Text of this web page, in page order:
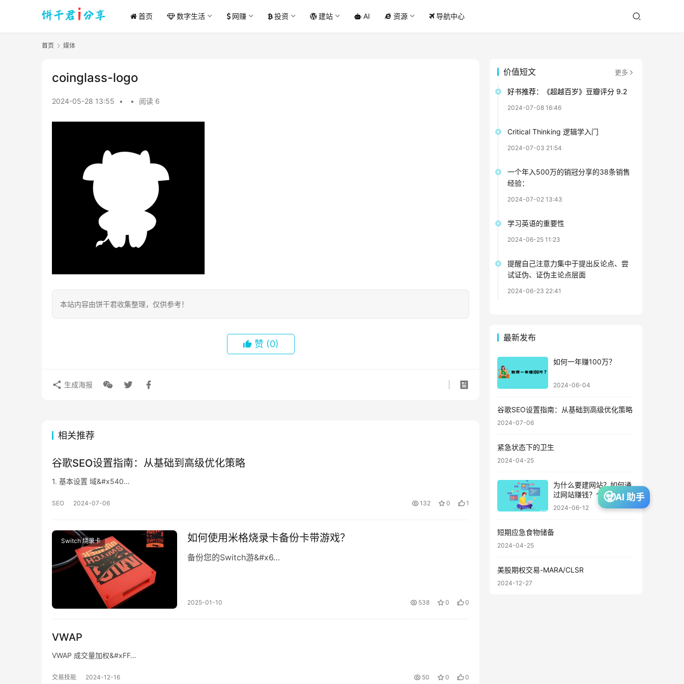
首页 数字生活 网赚 投资 建站 AI 资源 导航中心
首页 媒体
coinglass-logo
2024-05-28 13:55 • • 阅读 6
本站内容由饼干君收集整理，仅供参考！
赞 (0)
生成海报
相关推荐
谷歌SEO设置指南：从基础到高级优化策略
1. 基本设置 域&#x540…
SEO 2024-07-06 132 0 1
Switch 烧录卡 如何使用米格烧录卡备份卡带游戏？
备份您的Switch游&#x6…
2025-01-10 538 0 0
VWAP
VWAP 成交量加权&#xFF…
交易技能 2024-12-16 50 0 0
价值短文 更多
好书推荐：《超越百岁》豆瓣评分 9.2
2024-07-08 16:46
Critical Thinking 逻辑学入门
2024-07-03 21:54
一个年入500万的销冠分享的38条销售
经验：
2024-07-02 13:43
学习英语的重要性
2024-06-25 11:23
提醒自己注意力集中于提出反论点、尝
试证伪、证伪主论点层面
2024-06-23 22:41
最新发布
如何一年赚100万？
2024-06-04
谷歌SEO设置指南：从基础到高级优化策略
2024-07-06
紧急状态下的卫生
2024-04-25
为什么要建网站？如何通
过网站赚钱？个人网站盈
利的8种方式？
2024-06-12
短期应急食物储备
2024-04-25
美股期权交易-MARA/CLSR
2024-12-27
🧟AI 助手